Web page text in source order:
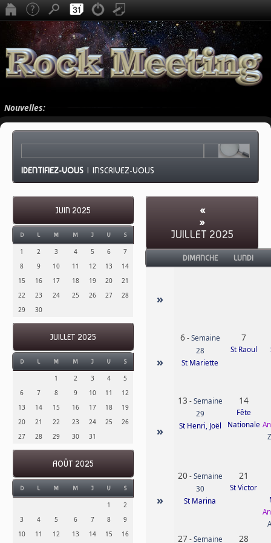
Nouvelles:
IDENTIFIEZ-VOUS |INSCRIVEZ-VOUS
JUIN 2025
D L M M J V S
1 2 3 4 5 6
7
8
9 10 11 12 13
14
15
16 17 18 19 20
21
22
23 24 25 26 27
28
29
30
JUILLET 2025
D L M M J V S
1 2 3 4
5
6
7 8 9 10 11
12
13
14 15 16 17 18
19
20
21 22 23 24 25
26
27
28 29 30 31
AOÛT 2025
D L M M J V S
1
2
3
4 5 6 7 8
9
10
11 12 13 14 15 16
«
»
JUILLET 2025
DIMANCHE LUNDI
»
»
6- Semaine
28
St Mariette
7
St Raoul
»
13 - Semaine
29
St Henri, Joël
14
Fête
Nationale
»
20- Semaine
30
St Marina
21
St Victor
27- Semaine 28